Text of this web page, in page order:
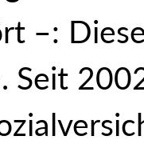
–:
Seit